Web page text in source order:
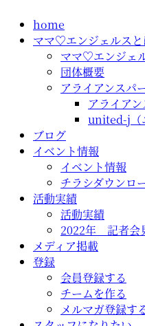
home
ママ♡エンジェルスと
ママ♡エンジェ
団体概要
アライアンスパ
アライア
united-j（
ブログ
イベント情報
イベント情報
チラシダウンロ
活動実績
活動実績
2022年 記者会
メディア掲載
登録
会員登録する
チームを作る
メルマガ登録す